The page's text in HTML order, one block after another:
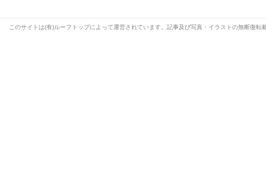
このサイトは(有)ルーフトップによって運営されています。記事及び写真・イラストの無断復転